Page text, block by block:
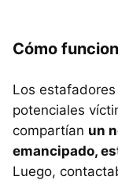
Cómo
Los
potenciales
compartían un
emancipado,
Luego,